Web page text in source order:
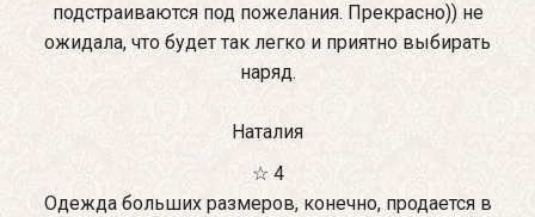
подстраиваются под пожелания. Прекрасно)) не
ожидала, что будет так легко и приятно выбирать
наряд.
Наталия
☆ 4
Одежда больших размеров, конечно, продается в